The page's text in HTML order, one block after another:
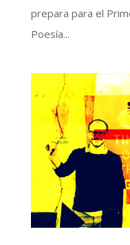
prepara para el
Poesía...